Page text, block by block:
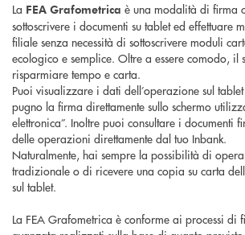
La FEA Grafometrica è una modalità di firma
sottoscrivere i documenti su tablet ed effettuare
filiale senza necessità di sottoscrivere moduli
ecologico e semplice. Oltre a essere comodo, il
risparmiare tempo e carta.
Puoi visualizzare i dati dell’operazione sul
pugno la firma direttamente sullo schermo
elettronica”. Inoltre puoi consultare i documenti
delle operazioni direttamente dal tuo Inbank.
Naturalmente, hai sempre la possibilità di
tradizionale o di ricevere una copia su carta
sul tablet.
La FEA Grafometrica è conforme ai processi di